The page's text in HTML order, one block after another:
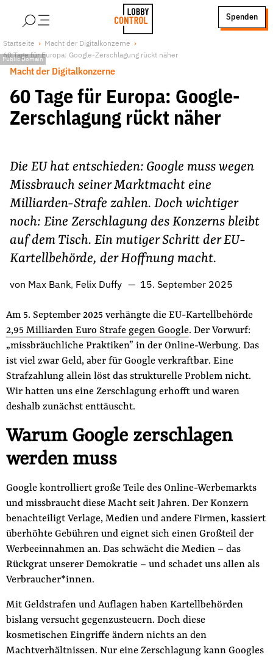
LobbyControl
StartSeite
Spenden
Über uns
Lobby FAQs
Finanzierung
Jobs
Lobbykritische Stadtführungen
Unsere Schwerpunkte
Lobbykontrolle und Regeln
Lobbyismus und Klima
Macht der Digitalkonzerne
Spenden & Fördern
Fördermitglied werden
Geschenkspende
Bußgelder und Geldauflagen
Projektspende
Testamentsspende
Presse
Appelle unterzeichnen
Kontakt
Suche
auf
der
Website
Folge Uns
FacebookMastodon
Startseite
Macht der Digitalkonzerne
60 Tage für Europa: Google-Zerschlagung rückt näher
Public Domain
Macht der Digitalkonzerne
60 Tage für Europa: Google-
Zerschlagung rückt näher
Die EU hat entschieden: Google muss wegen
Missbrauch seiner Marktmacht eine
Milliarden-Strafe zahlen. Doch wichtiger
noch: Eine Zerschlagung des Konzerns bleibt
auf dem Tisch. Ein mutiger Schritt der EU-
Kartellbehörde, der Hoffnung macht.
von Max Bank Felix Duffy 15. September 2025
Am 5. September 2025 verhängte die EU-Kartellbehörde
2,95 Milliarden Euro Strafe gegen Google. Der Vorwurf:
„missbräuchliche Praktiken” in der Online-Werbung. Das
ist viel zwar Geld, aber für Google verkraftbar. Eine
Strafzahlung allein löst das strukturelle Problem nicht.
Wir hatten uns eine Zerschlagung erhofft und waren
deshalb zunächst enttäuscht.
Warum Google zerschlagen
werden muss
Google kontrolliert große Teile des Online-Werbemarkts
und missbraucht diese Macht seit Jahren. Der Konzern
benachteiligt Verlage, Medien und andere Firmen, kassiert
überhöhte Gebühren und eignet sich einen Großteil der
Werbeeinnahmen an. Das schwächt die Medien – das
Rückgrat unserer Demokratie – und schadet uns allen als
Verbraucher*innen.
Mit Geldstrafen und Auflagen haben Kartellbehörden
bislang versucht gegenzusteuern. Doch diese
kosmetischen Eingriffe ändern nichts an den
Machtverhältnissen. Nur eine Zerschlagung kann Googles